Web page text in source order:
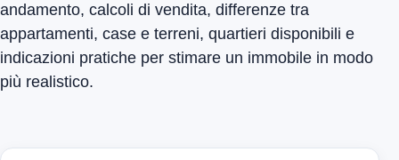
andamento, calcoli di vendita, differenze tra
appartamenti, case e terreni, quartieri disponibili e
indicazioni pratiche per stimare un immobile in modo
più realistico.